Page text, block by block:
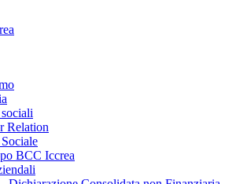
Relation
BCC Iccrea